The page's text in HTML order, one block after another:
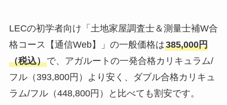
LECの初学者向け「土地家屋調査士＆測量士補W合
格コース【通信Web】」の一般価格は385,000円
（税込）で、アガルートの一発合格カリキュラム/
フル（393,800円）より安く、ダブル合格カリキュ
ラム/フル（448,800円）と比べても割安です。